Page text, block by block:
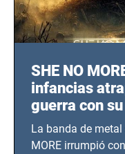
SHE NO
infancias
guerra con
TERCERA
MUNDIAL
La banda de metal
MORE irrumpió